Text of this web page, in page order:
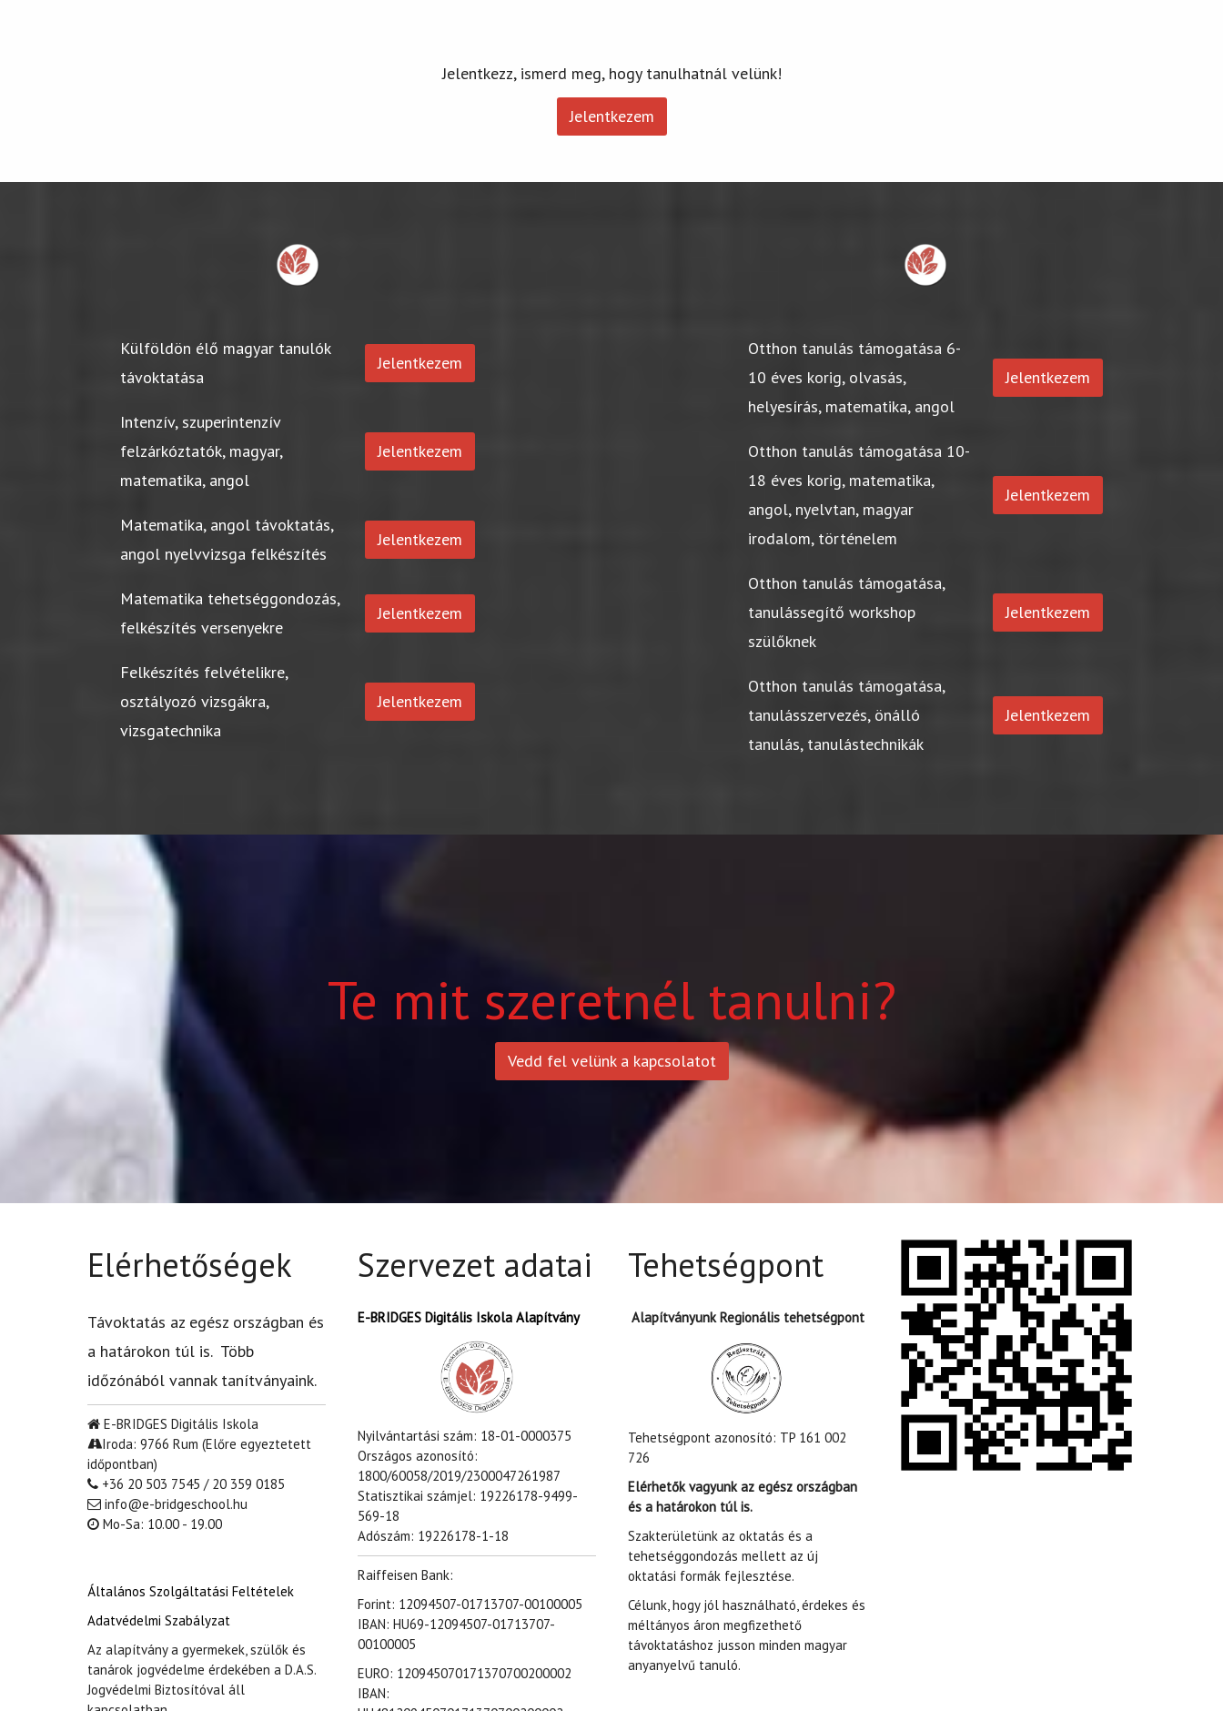
Jelentkezz, ismerd meg, hogy tanulhatnál velünk!
Jelentkezem
Külföldön élő magyar tanulók
távoktatása
Jelentkezem
Intenzív, szuperintenzív
felzárkóztatók, magyar,
matematika, angol
Jelentkezem
Matematika, angol távoktatás,
angol nyelvvizsga felkészítés
Jelentkezem
Matematika tehetséggondozás,
felkészítés versenyekre
Jelentkezem
Felkészítés felvételikre,
osztályozó vizsgákra,
vizsgatechnika
Jelentkezem
Otthon tanulás támogatása 6-
10 éves korig, olvasás,
helyesírás, matematika, angol
Jelentkezem
Otthon tanulás támogatása 10-
18 éves korig, matematika,
angol, nyelvtan, magyar
irodalom, történelem
Jelentkezem
Otthon tanulás támogatása,
tanulássegítő workshop
szülőknek
Jelentkezem
Otthon tanulás támogatása,
tanulásszervezés, önálló
tanulás, tanulástechnikák
Jelentkezem
Te mit szeretnél tanulni?
Vedd fel velünk a kapcsolatot
Elérhetőségek
Távoktatás az egész országban és
a határokon túl is. Több
időzónából vannak tanítványaink.
E-BRIDGES Digitális Iskola
Iroda: 9766 Rum (Előre egyeztetett
időpontban)
+36 20 503 7545 / 20 359 0185
info@e-bridgeschool.hu
Mo-Sa: 10.00 - 19.00
Általános Szolgáltatási Feltételek
Adatvédelmi Szabályzat
Az alapítvány a gyermekek, szülők és
tanárok jogvédelme érdekében a D.A.S.
Jogvédelmi Biztosítóval áll
Szervezet adatai
E-BRIDGES Digitális Iskola Alapítvány
Nyilvántartási szám: 18-01-0000375
Országos azonosító:
1800/60058/2019/2300047261987
Statisztikai számjel: 19226178-9499-
569-18
Adószám: 19226178-1-18
Raiffeisen Bank:
Forint: 12094507-01713707-00100005
IBAN: HU69-12094507-01713707-
00100005
EURO: 120945070171370700200002
IBAN:
Tehetségpont
Alapítványunk Regionális tehetségpont
Tehetségpont azonosító: TP 161 002
726
Elérhetők vagyunk az egész országban
és a határokon túl is.
Szakterületünk az oktatás és a
tehetséggondozás mellett az új
oktatási formák fejlesztése.
Célunk, hogy jól használható, érdekes és
méltányos áron megfizethető
távoktatáshoz jusson minden magyar
anyanyelvű tanuló.